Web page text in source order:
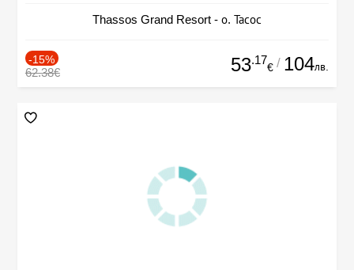
Thassos Grand Resort - о. Тасос
-15%
62.38€ 53.17
€ / 104лв.